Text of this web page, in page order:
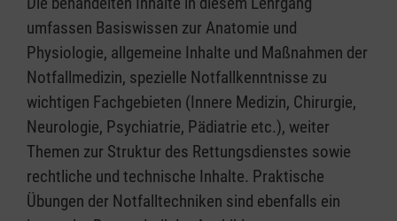
umfassen Basiswissen zur Anatomie und
Physiologie, allgemeine Inhalte und Maßnahmen der
Notfallmedizin, spezielle Notfallkenntnisse zu
wichtigen Fachgebieten (Innere Medizin, Chirurgie,
Neurologie, Psychiatrie, Pädiatrie etc.), weiter
Themen zur Struktur des Rettungsdienstes sowie
rechtliche und technische Inhalte. Praktische
Übungen der Notfalltechniken sind ebenfalls ein